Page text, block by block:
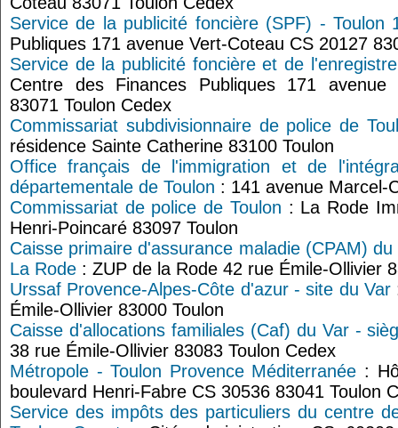
Service de la publicité foncière (SPF) - Toulon
Publiques 171 avenue Vert-Coteau CS 20127
Service de la publicité foncière et de
Centre des Finances Publiques 171 avenue
83071 Toulon Cedex
Commissariat subdivisionnaire de police de
résidence Sainte Catherine 83100 Toulon
Office français de l'immigration et de
départementale de Toulon : 141 avenue Marcel-
Commissariat de police de Toulon : La Rode
Henri-Poincaré 83097 Toulon
Caisse primaire d'assurance maladie (CPAM)
La Rode : ZUP de la Rode 42 rue Émile-Ollivier
Urssaf Provence-Alpes-Côte d'azur - site du Var
Émile-Ollivier 83000 Toulon
Caisse d'allocations familiales (Caf) du Var -
38 rue Émile-Ollivier 83083 Toulon Cedex
Métropole - Toulon Provence Méditerranée :
boulevard Henri-Fabre CS 30536 83041 Toulon
Service des impôts des particuliers du centre